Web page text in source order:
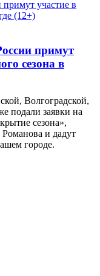
примут
сезона в
Волгоградской,
подали заявки на
сезона»,
и дадут
городе.